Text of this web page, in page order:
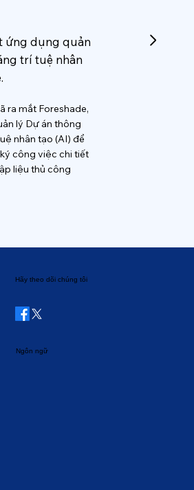
ứng dụng quản
trí tuệ nhân
ra mắt Foreshade,
lý Dự án thông
nhân tạo (AI) để
công việc chi tiết
liệu thủ công
Hãy theo dõi chúng tôi
Ngôn ngữ